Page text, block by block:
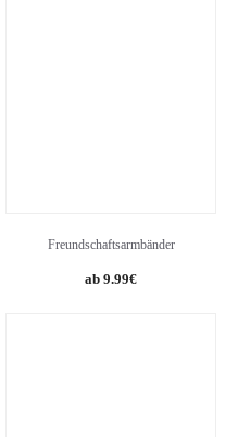
Freundschaftsarmbänder
9.99€